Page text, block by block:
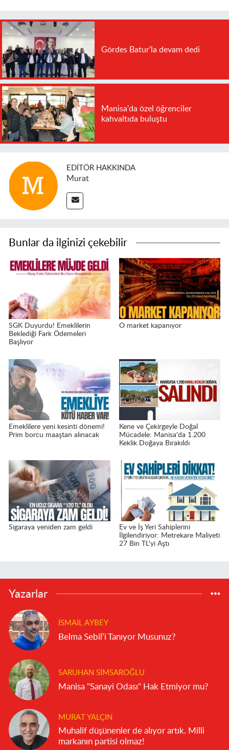
Gördes Batur'la devam dedi
Manisa'da özel öğrenciler
kahvaltıda buluştu
EDITÖR HAKKINDA
Murat
Bunlar da ilginizi çekebilir
SGK Duyurdu! Emeklilerin
Beklediği Fark Ödemeleri
Başlıyor
O market kapanıyor
Emeklilere yeni kesinti dönemi!
Prim borcu maaştan alınacak
Kene ve Çekirgeyle Doğal
Mücadele: Manisa'da 1.200
Keklik Doğaya Bırakıldı
Sigaraya yeniden zam geldi
Ev ve İş Yeri Sahiplerini
İlgilendiriyor: Metrekare Maliyeti
27 Bin TL'yi Aştı
Yazarlar
İSMAIL AYBEY
Belma Sebil’i Tanıyor Musunuz?
SARUHAN SIMSAROĞLU
Manisa "Sanayi Odası" Hak Etmiyor mu?
MURAT YALÇIN
Muhalif düşünenler de alıyor artık. Milli
markanın partisi olmaz!